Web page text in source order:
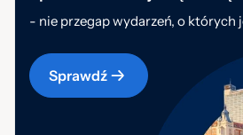
- nie przegap wydarzeń, o których
Sprawdź